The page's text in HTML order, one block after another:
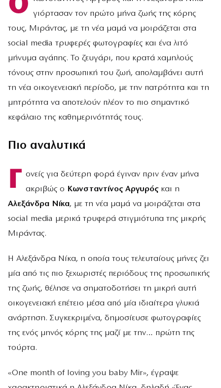
γιόρτασαν τον πρώτο μήνα ζωής της κόρης
τους, Μιράντας, με τη νέα μαμά να μοιράζεται στα
social media τρυφερές φωτογραφίες και ένα λιτό
μήνυμα αγάπης. Το ζευγάρι, που κρατά χαμηλούς
τόνους στην προσωπική του ζωή, απολαμβάνει αυτή
τη νέα οικογενειακή περίοδο, με την πατρότητα και τη
μητρότητα να αποτελούν πλέον το πιο σημαντικό
κεφάλαιο της καθημερινότητάς τους.
Πιο αναλυτικά
Γ ονείς για δεύτερη φορά έγιναν πριν έναν μήνα
ακριβώς ο Κωνσταντίνος Αργυρόςκαι η
Αλεξάνδρα Νίκα, με τη νέα μαμά να μοιράζεται στα
social media μερικά τρυφερά στιγμιότυπα της μικρής
Μιράντας.
Η Αλεξάνδρα Νίκα, η οποία τους τελευταίους μήνες ζει
μία από τις πιο ξεχωριστές περιόδους της προσωπικής
της ζωής, θέλησε να σηματοδοτήσει τη μικρή αυτή
οικογενειακή επέτειο μέσα από μία ιδιαίτερα γλυκιά
ανάρτηση. Συγκεκριμένα, δημοσίευσε φωτογραφίες
της ενός μηνός κόρης της μαζί με την… πρώτη της
τούρτα.
«One month of loving you baby Mir», έγραψε